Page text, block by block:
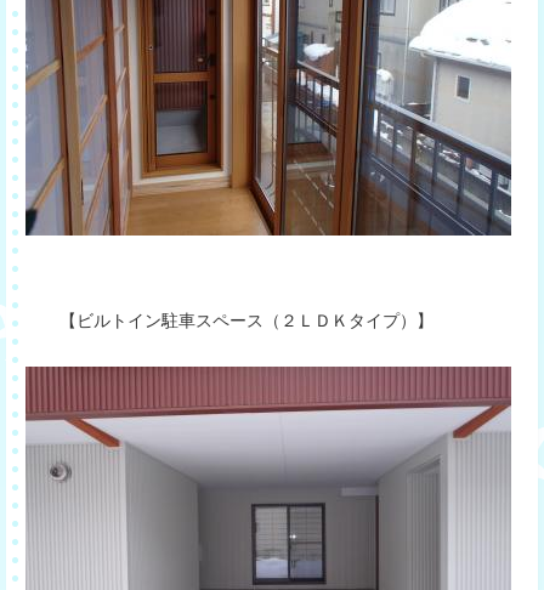
【ビルトイン駐車スペース（２ＬＤＫタイプ）】